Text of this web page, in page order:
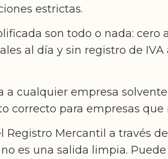
estrictas.
son todo o nada: cero
al día y sin registro de
cualquier empresa
correcto para empresas
Mercantil a través
es una salida limpia.